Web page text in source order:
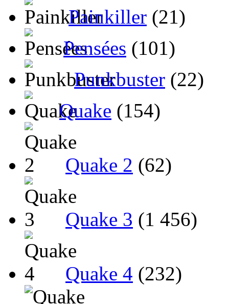
Painkiller (21)
Pensées (101)
Punkbuster (22)
Quake (154)
Quake 2 (62)
Quake 3 (1 456)
Quake 4 (232)